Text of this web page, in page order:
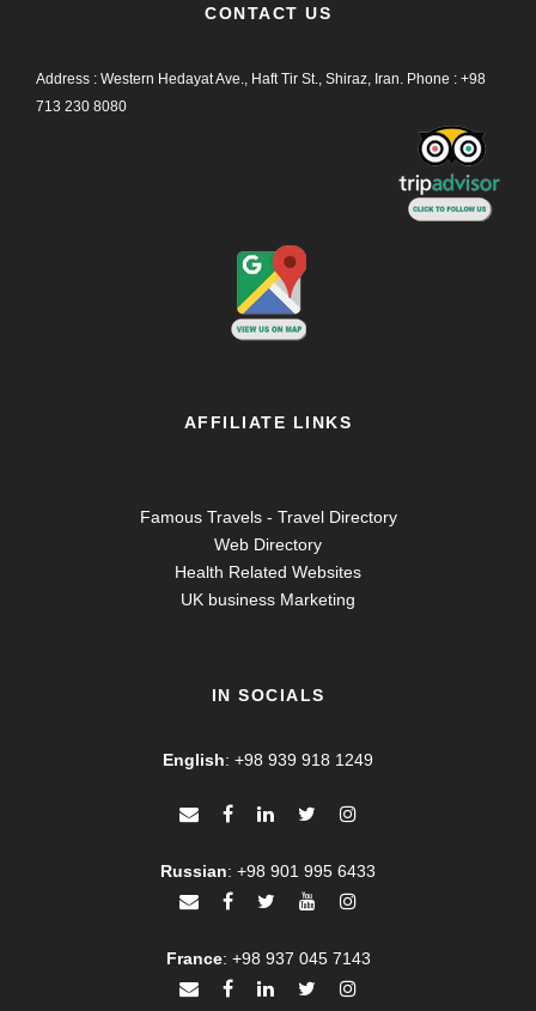
CONTACT US
Address : Western Hedayat Ave., Haft Tir St., Shiraz, Iran. Phone : +98
713 230 8080
AFFILIATE LINKS
Famous Travels - Travel Directory
Web Directory
Health Related Websites
UK business Marketing
IN SOCIALS
English: +98 939 918 1249
Russian: +98 901 995 6433
France: +98 937 045 7143